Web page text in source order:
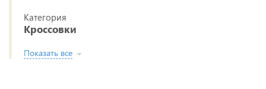
Категория
Кроссовки
Показать все